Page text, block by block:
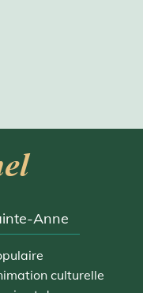
Anne
culturelle